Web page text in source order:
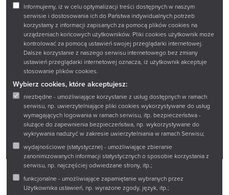
Informujemy, iż w celu optymalizacji treści dostępnych w naszym
serwisie i dostosowania ich do Państwa indywidualnych potrzeb
korzystamy z informacji zapisanych za pomocą plików cookies na
urządzeniach końcowych użytkowników. Pliki cookies użytkownik może
kontrolować za pomocą ustawień swojej przeglądarki internetowej.
Dalsze korzystanie z naszego serwisu internetowego bez zmiany
ustawień przeglądarki internetowej oznacza, iż użytkownik akceptuje
stosowanie plików cookies.
Wybierz cookies, które akceptujesz:
niezbędne - umożliwiające korzystanie z usług dostępnych w ramach
serwisu, np. uwierzytelniające pliki cookies wykorzystywane do usług
wymagających logowania w ramach serwisu, itp. bezpieczeństwa -
służące do zapewnienia bezpieczeństwa, np. wykorzystywane do
wykrywania nadużyć w zakresie uwierzytelniania w ramach Serwisu;
wydajnościowe (statystyczne) - umożliwiające zbieranie
zanonimizowanych informacji statystycznych o sposobie korzystania z
serwisu, np. najczęściej odwiedzane strony, itp.;
funkcjonalne - umożliwiające zapamiętanie wybranych przez
Użytkownika ustawień, np. wyrażone zgody, język, itp.;
Zbiory
Oferta
Wydawnictwa
Projekty EU
Deklaracja dostępności
Ustawienia ciasteczek
Strona archiwalna
Poczta Książnicy
© 2023 Książnica Podlaska